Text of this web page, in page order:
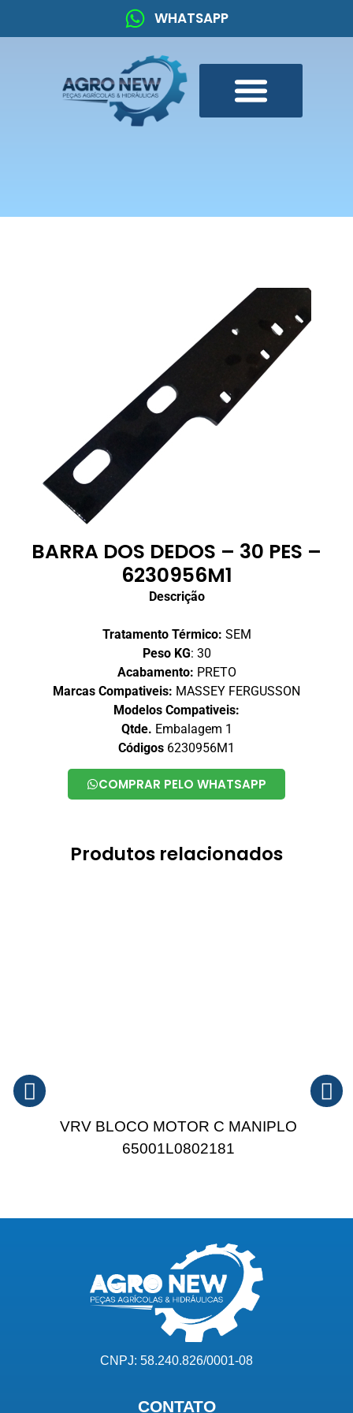
WHATSAPP
BARRA DOS DEDOS – 30 PES –
6230956M1
Descrição
Tratamento Térmico: SEM
Peso KG: 30
Acabamento: PRETO
Marcas Compativeis: MASSEY FERGUSSON
Modelos Compativeis:
Qtde. Embalagem 1
Códigos 6230956M1
COMPRAR PELO WHATSAPP
Produtos relacionados
VRV BLOCO MOTOR C MANIPLO
65001L0802181
CNPJ: 58.240.826/0001-08
CONTATO